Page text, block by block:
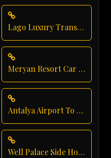
Lago Luxury Transport
Meryan Resort Car Service
Antalya Airport To Crystal Paraiso Verde Resort
Well Palace Side Hotel Transfer